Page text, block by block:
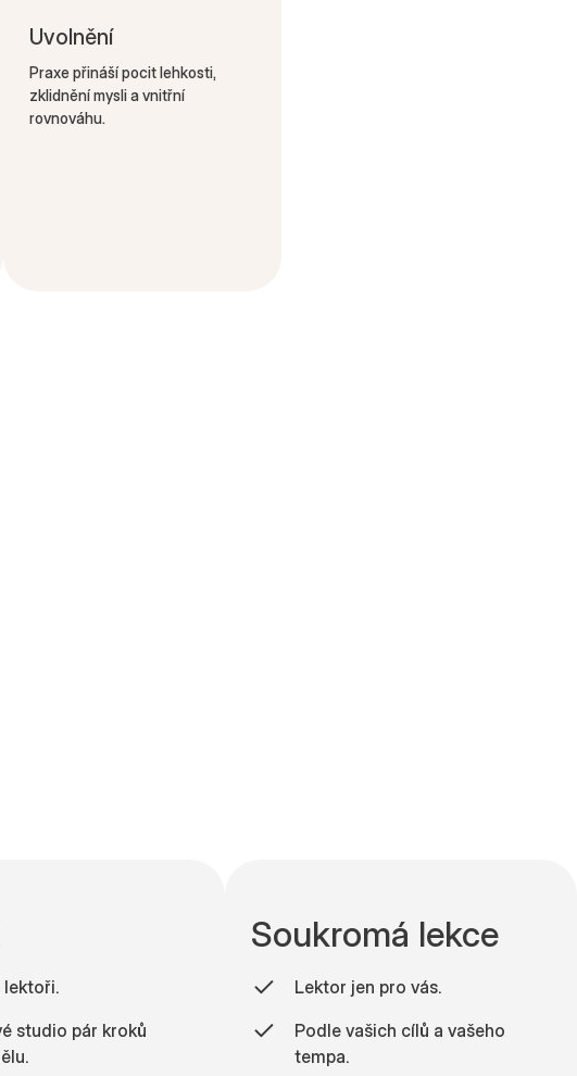
Uvolnění
Praxe přináší pocit lehkosti,
zklidnění mysli a vnitřní
rovnováhu.
lektoři.
studio pár kroků
Soukromá lekce
Lektor jen pro vás.
Podle vašich cílů a vašeho
tempa.